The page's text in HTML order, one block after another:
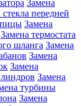
Замена
передней
Замена
Замена термостата
шланга Замена
Замена
Замена
Замена
турбины
Замена